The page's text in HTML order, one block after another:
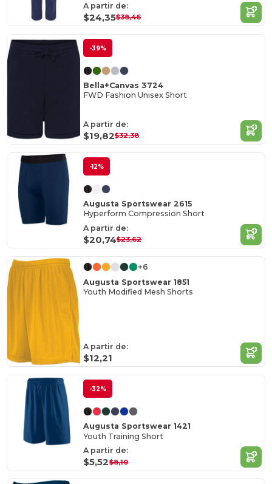
A partir de:
$24,35$38,46
-39%
Bella+Canvas 3724
FWD Fashion Unisex Short
A partir de:
$19,82$32,38
-12%
Augusta Sportswear 2615
Hyperform Compression Short
A partir de:
$20,74$23,62
+6
Augusta Sportswear 1851
Youth Modified Mesh Shorts
A partir de:
$12,21
-32%
Augusta Sportswear 1421
Youth Training Short
A partir de:
$5,52$8,10